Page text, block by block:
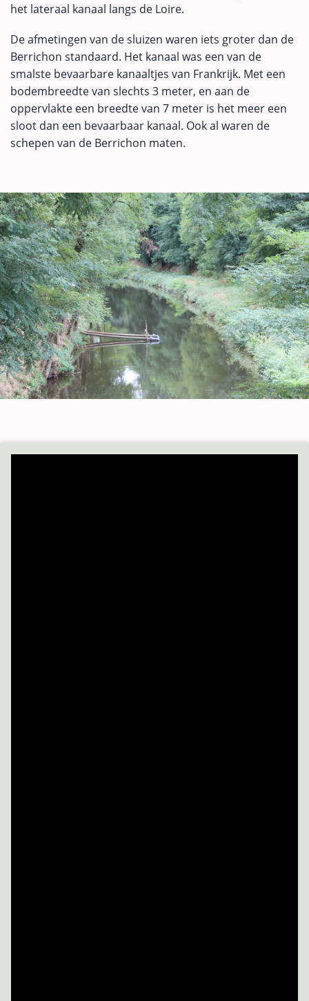
het lateraal kanaal langs de Loire.
De afmetingen van de sluizen waren iets groter dan de
Berrichon standaard. Het kanaal was een van de
smalste bevaarbare kanaaltjes van Frankrijk. Met een
bodembreedte van slechts 3 meter, en aan de
oppervlakte een breedte van 7 meter is het meer een
sloot dan een bevaarbaar kanaal. Ook al waren de
schepen van de Berrichon maten.